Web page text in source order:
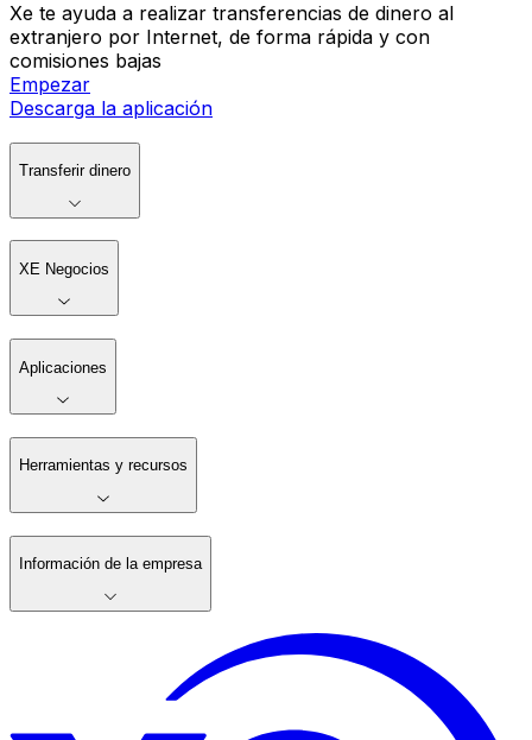
Xe te ayuda a realizar transferencias de dinero al
extranjero por Internet, de forma rápida y con
comisiones bajas
Empezar
Descarga la aplicación
Transferir dinero
XE Negocios
Aplicaciones
Herramientas y recursos
Información de la empresa